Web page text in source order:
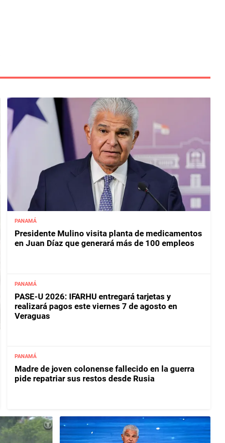
PANAMÁ
Presidente Mulino visita planta de medicamentos
en Juan Díaz que generará más de 100 empleos
PANAMÁ
PASE-U 2026: IFARHU entregará tarjetas y
realizará pagos este viernes 7 de agosto en
Veraguas
PANAMÁ
Madre de joven colonense fallecido en la guerra
pide repatriar sus restos desde Rusia